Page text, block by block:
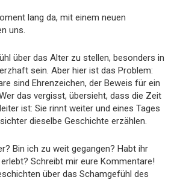
lang da, mit einem neuen
uns.
über das Alter zu stellen, besonders in
sein. Aber hier ist das Problem:
sind Ehrenzeichen, der Beweis für ein
das vergisst, übersieht, dass die Zeit
ist: Sie rinnt weiter und eines Tages
dieselbe Geschichte erzählen.
Bin ich zu weit gegangen? Habt ihr
Schreibt mir eure Kommentare!
über das Schamgefühl des